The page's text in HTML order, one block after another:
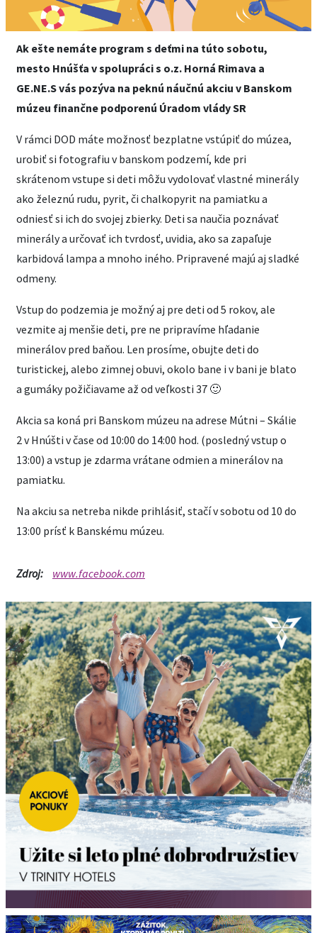
Ak ešte nemáte program s deťmi na túto sobotu,
mesto Hnúšťa v spolupráci s o.z. Horná Rimava a
GE.NE.S vás pozýva na peknú náučnú akciu v Banskom
múzeu finančne podporenú Úradom vlády SR
V rámci DOD máte možnosť bezplatne vstúpiť do múzea,
urobiť si fotografiu v banskom podzemí, kde pri
skrátenom vstupe si deti môžu vydolovať vlastné minerály
ako železnú rudu, pyrit, či chalkopyrit na pamiatku a
odniesť si ich do svojej zbierky. Deti sa naučia poznávať
minerály a určovať ich tvrdosť, uvidia, ako sa zapaľuje
karbidová lampa a mnoho iného. Pripravené majú aj sladké
odmeny.
Vstup do podzemia je možný aj pre deti od 5 rokov, ale
vezmite aj menšie deti, pre ne pripravíme hľadanie
minerálov pred baňou. Len prosíme, obujte deti do
turistickej, alebo zimnej obuvi, okolo bane i v bani je blato
a gumáky požičiavame až od veľkosti 37 🙂
Akcia sa koná pri Banskom múzeu na adrese Mútni – Skálie
2 v Hnúšti v čase od 10:00 do 14:00 hod. (posledný vstup o
13:00) a vstup je zdarma vrátane odmien a minerálov na
pamiatku.
Na akciu sa netreba nikde prihlásiť, stačí v sobotu od 10 do
13:00 prísť k Banskému múzeu.
Zdroj: www.facebook.com